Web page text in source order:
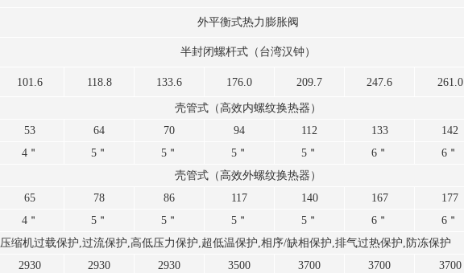
外平衡式热力膨胀阀
半封闭螺杆式（台湾汉钟）
101.6 118.8 133.6 176.0 209.7 247.6 261.0
壳管式（高效内螺纹换热器）
53 64 70 94 112 133 142
4＂ 5＂ 5＂ 5＂ 5＂ 6＂ 6＂
壳管式（高效外螺纹换热器）
65 78 86 117 140 167 177
4＂ 5＂ 5＂ 5＂ 5＂ 6＂ 6＂
压缩机过载保护,过流保护,高低压力保护,超低温保护,相序/缺相保护,排气过热保护,防冻保护
2930 2930 2930 3500 3700 3700 3700